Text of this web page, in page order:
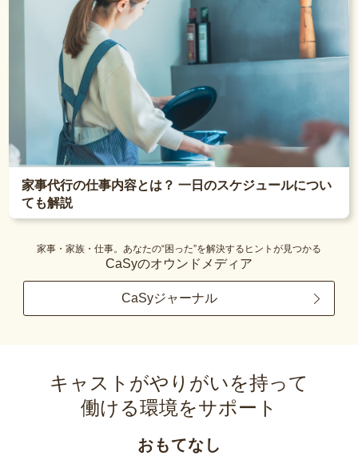
家事代行の仕事内容とは？ 一日のスケジュールについ
ても解説
家事・家族・仕事。あなたの“困った”を解決するヒントが見つかる
CaSyのオウンドメディア
CaSyジャーナル
キャストがやりがいを持って
働ける環境をサポート
おもてなし